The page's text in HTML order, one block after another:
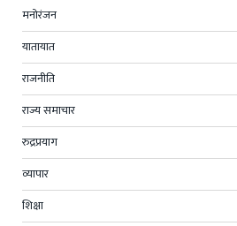
मनोरंजन
यातायात
राजनीति
राज्य समाचार
रुद्रप्रयाग
व्यापार
शिक्षा